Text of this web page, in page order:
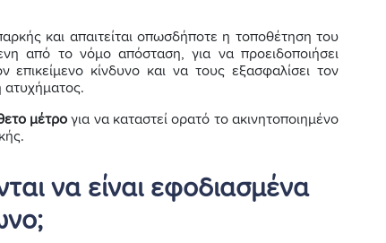
και απαιτείται οπωσδήποτε η τοποθέτηση του
από το νόμο απόσταση, για να προειδοποιήσει
κίνδυνο και να τους εξασφαλίσει τον
ατυχήματος.
μέτρο για να καταστεί ορατό το ακινητοποιημένο
να είναι εφοδιασμένα